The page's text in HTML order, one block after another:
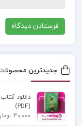
معرفی کتاب
بررسی و تبیین
معاد و سایر اصول
دارد تا خوانندگان
اصول از منابع
جدیدترین
دانلود
(PDF)
30,000 تومان